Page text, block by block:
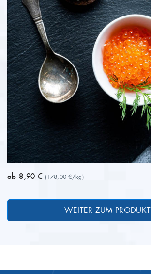
ab 8,90 € (178,00 €/kg)
WEITER ZUM PRODUKT